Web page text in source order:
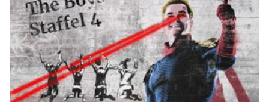
Kontakt
Impressum